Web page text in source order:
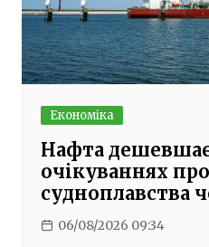
Економіка
Нафта
очікуваннях
судноплавства
06/08/2026 09:34